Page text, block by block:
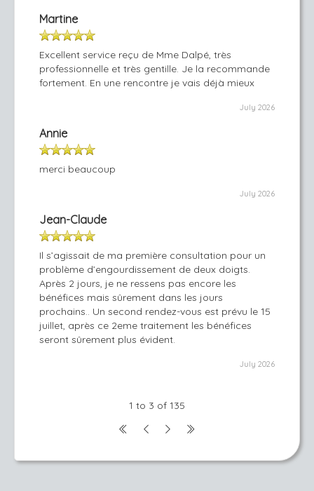
Martine
Excellent service reçu de Mme Dalpé, très
professionnelle et très gentille. Je la recommande
fortement. En une rencontre je vais déjà mieux
July 2026
Annie
merci beaucoup
July 2026
Jean-Claude
Il s’agissait de ma première consultation pour un
problème d’engourdissement de deux doigts.
Après 2 jours, je ne ressens pas encore les
bénéfices mais sûrement dans les jours
prochains.. Un second rendez-vous est prévu le 15
juillet, après ce 2eme traitement les bénéfices
seront sûrement plus évident.
July 2026
1 to 3 of 135